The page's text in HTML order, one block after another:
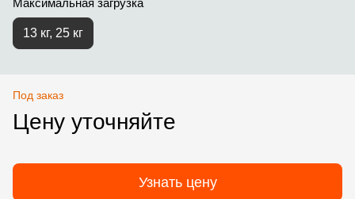
Максимальная загрузка
13 кг, 25 кг
Под заказ
Цену уточняйте
Узнать цену